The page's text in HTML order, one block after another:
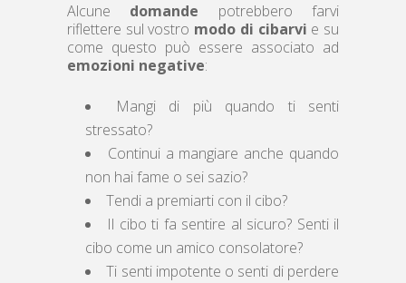
Alcune domande potrebbero farvi
riflettere sul vostro modo di cibarvi e su
come questo può essere associato ad
emozioni negative:
Mangi di più quando ti senti
stressato?
Continui a mangiare anche quando
non hai fame o sei sazio?
Tendi a premiarti con il cibo?
Il cibo ti fa sentire al sicuro? Senti il
cibo come un amico consolatore?
Ti senti impotente o senti di perdere